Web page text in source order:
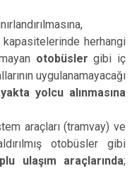
herhangi
otobüsler gibi iç
uygulanamayacağı
yolcu alınmasına
araçları (tramvay) ve
otobüsler gibi
ulaşım araçlarında;